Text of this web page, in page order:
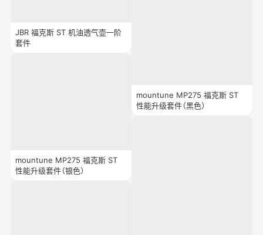
JBR 福克斯 ST 机油透气壶一阶
套件
mountune MP275 福克斯 ST
性能升级套件（银色）
mountune MP275 福克斯 ST
性能升级套件（黑色）